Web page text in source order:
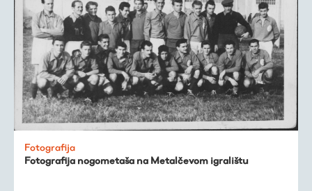
Fotografija
Fotografija nogometaša na Metalčevom igralištu